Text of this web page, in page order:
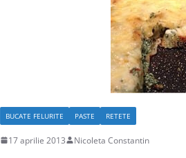
BUCATE FELURITE PASTE RETETE
17 aprilie 2013 Nicoleta Constantin